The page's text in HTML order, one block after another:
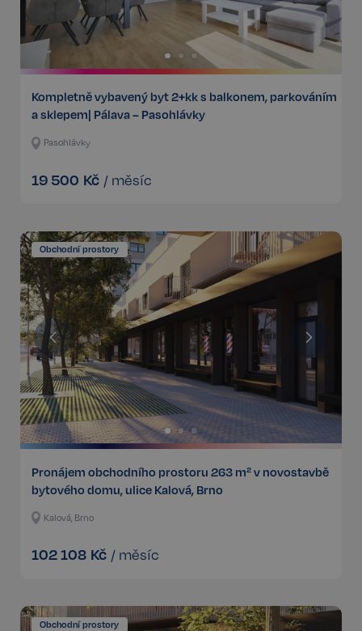
Kompletně vybavený byt 2+kk s balkonem, parkováním
a sklepem| Pálava – Pasohlávky
Pasohlávky
19 500 Kč / měsíc
Obchodní prostory
Pronájem obchodního prostoru 263 m² v novostavbě
bytového domu, ulice Kalová, Brno
Kalová, Brno
102 108 Kč / měsíc
Obchodní prostory